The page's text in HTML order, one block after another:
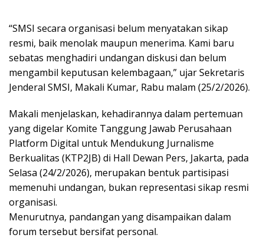
“SMSI secara organisasi belum menyatakan sikap
resmi, baik menolak maupun menerima. Kami baru
sebatas menghadiri undangan diskusi dan belum
mengambil keputusan kelembagaan,” ujar Sekretaris
Jenderal SMSI, Makali Kumar, Rabu malam (25/2/2026).
Makali menjelaskan, kehadirannya dalam pertemuan
yang digelar Komite Tanggung Jawab Perusahaan
Platform Digital untuk Mendukung Jurnalisme
Berkualitas (KTP2JB) di Hall Dewan Pers, Jakarta, pada
Selasa (24/2/2026), merupakan bentuk partisipasi
memenuhi undangan, bukan representasi sikap resmi
organisasi.
Menurutnya, pandangan yang disampaikan dalam
forum tersebut bersifat personal.